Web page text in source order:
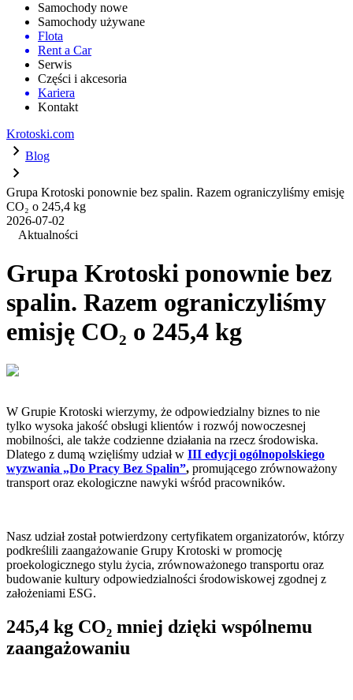
Samochody nowe
Samochody używane
Flota
Rent a Car
Serwis
Części i akcesoria
Kariera
Kontakt
Krotoski.com
Blog
Grupa Krotoski ponownie bez spalin. Razem ograniczyliśmy emisję
CO₂ o 245,4 kg
2026-07-02
Aktualności
Grupa Krotoski ponownie bez
spalin. Razem ograniczyliśmy
emisję CO₂ o 245,4 kg
W Grupie Krotoski wierzymy, że odpowiedzialny biznes to nie
tylko wysoka jakość obsługi klientów i rozwój nowoczesnej
mobilności, ale także codzienne działania na rzecz środowiska.
Dlatego z dumą wzięliśmy udział w III edycji ogólnopolskiego
wyzwania „Do Pracy Bez Spalin”, promującego zrównoważony
transport oraz ekologiczne nawyki wśród pracowników.
Nasz udział został potwierdzony certyfikatem organizatorów, którzy
podkreślili zaangażowanie Grupy Krotoski w promocję
proekologicznego stylu życia, zrównoważonego transportu oraz
budowanie kultury odpowiedzialności środowiskowej zgodnej z
założeniami ESG.
245,4 kg CO₂ mniej dzięki wspólnemu
zaangażowaniu